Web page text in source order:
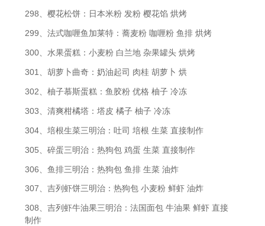
298、樱花松饼：日本米粉 发粉 樱花馅 烘烤
299、法式咖喱鱼加莱特：蕎麦粉 咖喱粉 鱼排 烘烤
300、水果蛋糕：小麦粉 白兰地 杂果罐头 烘烤
301、胡萝卜曲奇：奶油起司 肉桂 胡萝卜 烘
302、柚子慕斯蛋糕：鱼胶粉 优格 柚子 冷冻
303、清爽柑橘塔：塔皮 橘子 柚子 冷冻
304、培根生菜三明治：吐司 培根 生菜 直接制作
305、碎蛋三明治：热狗包 鸡蛋 生菜 直接制作
306、鱼排三明治：热狗包 鱼排 生菜 油炸
307、吉列虾饼三明治：热狗包 小麦粉 鲜虾 油炸
308、吉列虾牛油果三明治：法国面包 牛油果 鲜虾 直接
制作